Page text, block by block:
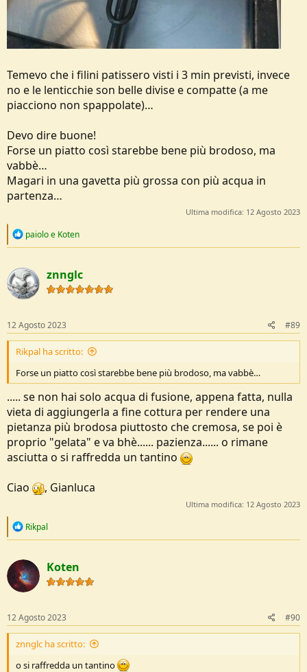
Temevo che i filini patissero visti i 3 min previsti, invece
no e le lenticchie son belle divise e compatte (a me
piacciono non spappolate)…
Devo dire buone!
Forse un piatto così starebbe bene più brodoso, ma
vabbè…
Magari in una gavetta più grossa con più acqua in
partenza…
Ultima modifica: 12 Agosto 2023
R
c
t
i
o
s
:
paioloe Koten
znnglc
12 Agosto 2023 #89
Rikpal ha scritto:
Forse un piatto così starebbe bene più brodoso, ma vabbè…
..... se non hai solo acqua di fusione, appena fatta, nulla
vieta di aggiungerla a fine cottura per rendere una
pietanza più brodosa piuttosto che cremosa, se poi è
proprio "gelata" e va bhè...... pazienza...... o rimane
asciutta o si raffredda un tantino
Ciao
, Gianluca
Ultima modifica: 12 Agosto 2023
R
c
t
i
o
s
:
Rikpal
Koten
12 Agosto 2023 #90
znnglc ha scritto:
o si raffredda un tantino